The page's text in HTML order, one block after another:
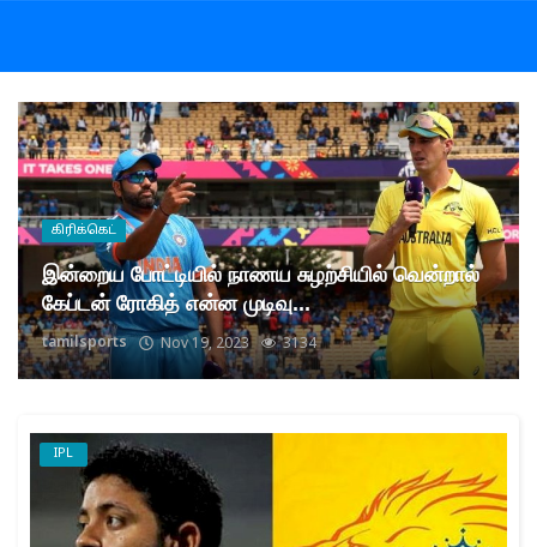
கிரிக்கெட்
இன்றைய போட்டியில் நாணய சுழற்சியில் வென்றால்
கேப்டன் ரோகித் என்ன முடிவு...
tamilsports Nov 19, 2023 3134
IPL